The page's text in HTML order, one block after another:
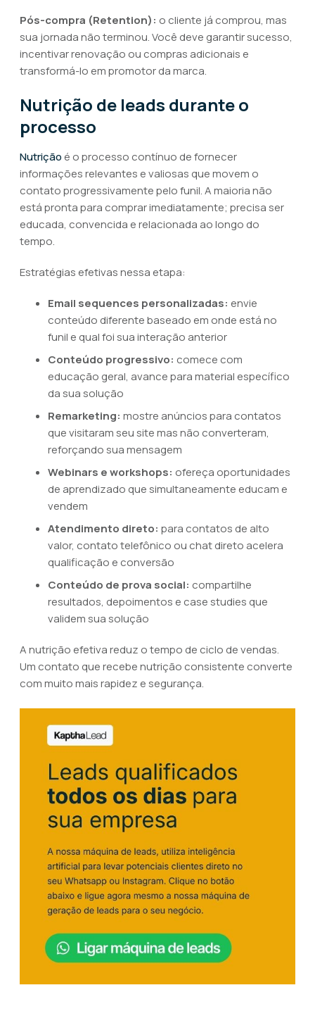
Pós-compra (Retention): o cliente já comprou, mas
sua jornada não terminou. Você deve garantir sucesso,
incentivar renovação ou compras adicionais e
transformá-lo em promotor da marca.
Nutrição de leads durante o
processo
Nutrição é o processo contínuo de fornecer
informações relevantes e valiosas que movem o
contato progressivamente pelo funil. A maioria não
está pronta para comprar imediatamente; precisa ser
educada, convencida e relacionada ao longo do
tempo.
Estratégias efetivas nessa etapa:
Email sequences personalizadas: envie
conteúdo diferente baseado em onde está no
funil e qual foi sua interação anterior
Conteúdo progressivo: comece com
educação geral, avance para material específico
da sua solução
Remarketing: mostre anúncios para contatos
que visitaram seu site mas não converteram,
reforçando sua mensagem
Webinars e workshops: ofereça oportunidades
de aprendizado que simultaneamente educam e
vendem
Atendimento direto: para contatos de alto
valor, contato telefônico ou chat direto acelera
qualificação e conversão
Conteúdo de prova social: compartilhe
resultados, depoimentos e case studies que
validem sua solução
A nutrição efetiva reduz o tempo de ciclo de vendas.
Um contato que recebe nutrição consistente converte
com muito mais rapidez e segurança.